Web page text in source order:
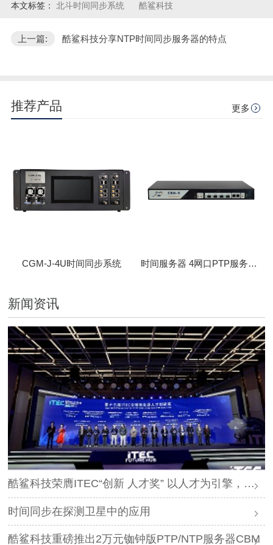
本文标签： 北斗时间同步系统 酷鲨科技
上一篇: 酷鲨科技分享NTP时间同步服务器的特点
推荐产品 更多
CGM-J-4U时间同步系统 时间服务器 4网口PTP服务器 CBM-D-40
新闻资讯
酷鲨科技荣膺ITEC“创新 人才奖” 以人才为引擎，时空为基石，驱动智能未来
时间同步在探测卫星中的应用
酷鲨科技重磅推出2万元铷钟版PTP/NTP服务器CBM